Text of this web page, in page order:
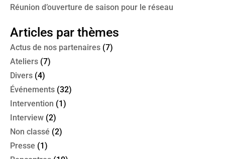
Réunion d’ouverture de saison pour le réseau
Articles par thèmes
Actus de nos partenaires (7)
Ateliers (7)
Divers (4)
Événements (32)
Intervention (1)
Interview (2)
Non classé (2)
Presse (1)